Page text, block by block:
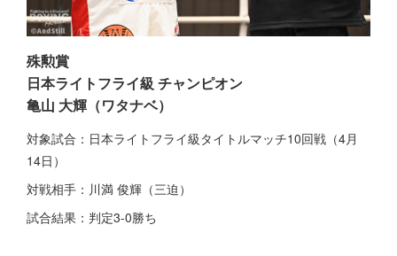
殊勲賞
日本ライトフライ級 チャンピオン
亀山 大輝（ワタナベ）
対象試合：日本ライトフライ級タイトルマッチ10回戦（4月
14日）
対戦相手：川満 俊輝（三迫）
試合結果：判定3-0勝ち